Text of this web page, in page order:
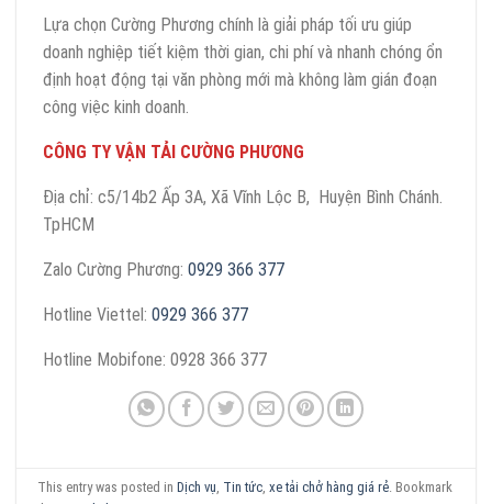
Lựa chọn Cường Phương chính là giải pháp tối ưu giúp
doanh nghiệp tiết kiệm thời gian, chi phí và nhanh chóng ổn
định hoạt động tại văn phòng mới mà không làm gián đoạn
công việc kinh doanh.
CÔNG TY VẬN TẢI CƯỜNG PHƯƠNG
Địa chỉ: c5/14b2 Ấp 3A, Xã Vĩnh Lộc B, Huyện Bình Chánh.
TpHCM
Zalo Cường Phương: 0929 366 377
Hotline Viettel: 0929 366 377
Hotline Mobifone: 0928 366 377
This entry was posted inDịch vụ Tin tức ,xe tải chở hàng giá rẻ . Bookmark